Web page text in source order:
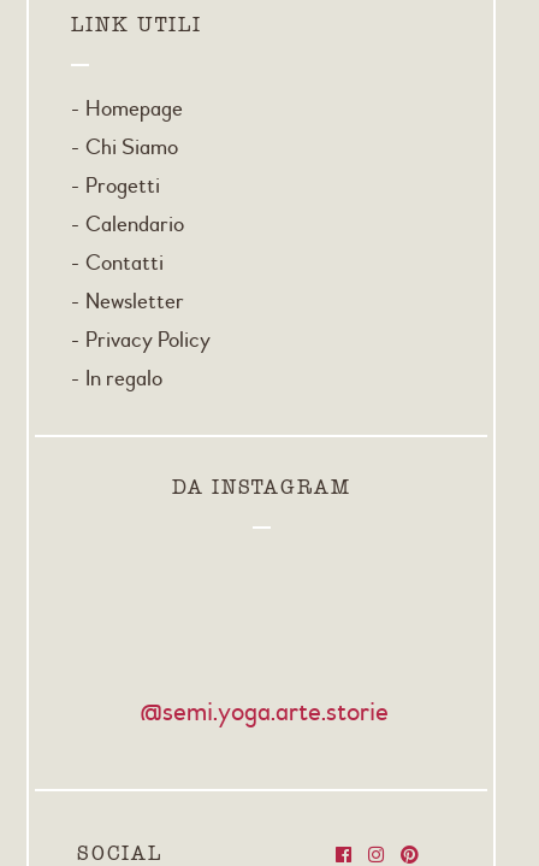
LINK UTILI
Homepage
Chi Siamo
Progetti
Calendario
Contatti
Newsletter
Privacy Policy
In regalo
DA INSTAGRAM
@semi.yoga.arte.storie
SOCIAL